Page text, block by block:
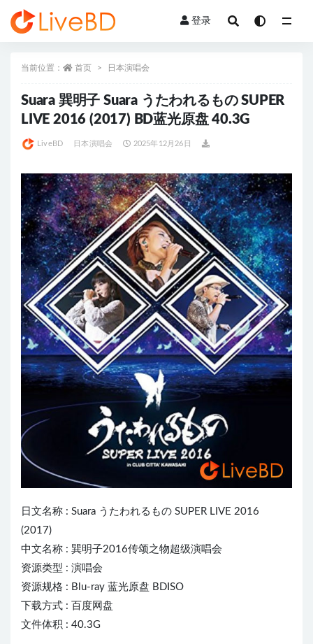
登录
当前位置： 首页 日本演唱会
Suara 巽明子 Suara うたわれるもの SUPER
LIVE 2016 (2017) BD蓝光原盘 40.3G
LiveBD 日本演唱会 2025年12月26日
日文名称 : Suara うたわれるもの SUPER L IVE 2016
(2017)
中文名称 : 巽明子2016传颂之物超级演唱会
资源类型 : 演唱会
资源规格 : Blu-ray 蓝光原盘 BDISO
下载方式 : 百度网盘
文件体积 : 40.3G